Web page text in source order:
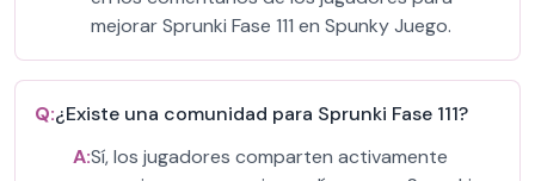
mejorar Sprunki Fase 111 en Spunky Juego.
Q:¿Existe una comunidad para Sprunki Fase 111?
A:Sí, los jugadores comparten activamente